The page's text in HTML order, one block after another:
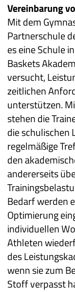
Vereinbarung
Mit dem
Partnerschule
es eine Schule
Baskets
versucht,
zeitlichen
unterstützen.
stehen die
die schulischen
regelmäßige
den
andererseits
Bedarf werden
Optimierung
individuellen
Athleten
des
wenn sie zum
Stoff verpasst